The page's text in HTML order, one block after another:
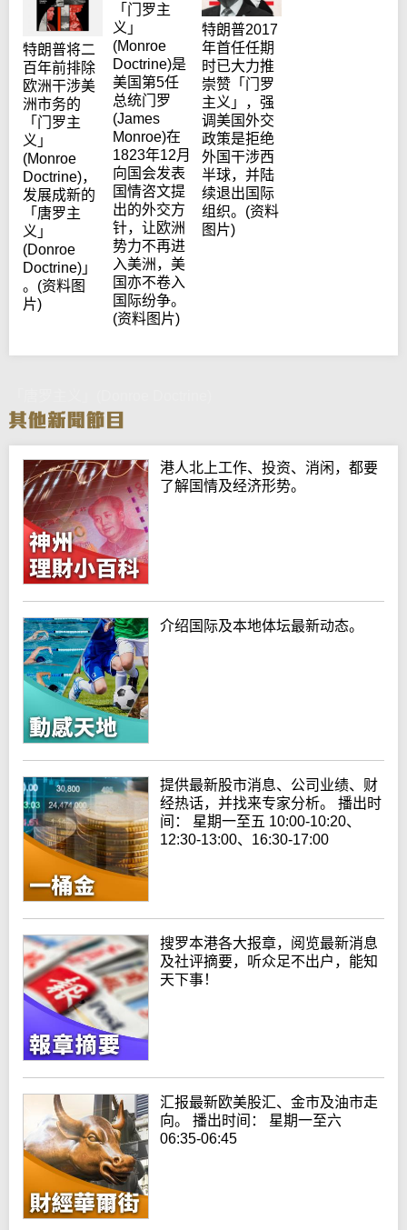
特朗普将二
百年前排除
欧洲干涉美
洲市务的
「门罗主
义」
(Monroe
Doctrine)，
发展成新的
「唐罗主
义」
(Donroe
Doctrine)」
。(资料图
片)
「门罗主
义」
(Monroe
Doctrine)是
美国第5任
总统门罗
(James
Monroe)在
1823年12月
向国会发表
国情咨文提
出的外交方
针，让欧洲
势力不再进
入美洲，美
国亦不卷入
国际纷争。
(资料图片)
特朗普2017
年首任任期
时已大力推
崇赞「门罗
主义」，强
调美国外交
政策是拒绝
外国干涉西
半球，并陆
续退出国际
组织。(资料
图片)
港人北上工作、投资、消闲，都要
了解国情及经济形势。
介绍国际及本地体坛最新动态。
提供最新股市消息、公司业绩、财
经热话，并找来专家分析。 播出时
间： 星期一至五 10:00-10:20、
12:30-13:00、16:30-17:00
搜罗本港各大报章，阅览最新消息
及社评摘要，听众足不出户，能知
天下事！
汇报最新欧美股汇、金市及油市走
向。 播出时间： 星期一至六
06:35-06:45